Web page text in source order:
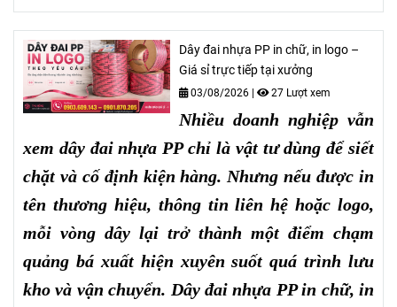
Dây đai nhựa PP in chữ, in logo –
Giá sỉ trực tiếp tại xưởng
03/08/2026 | 27 Lượt xem
Nhiều doanh nghiệp vẫn
xem dây đai nhựa PP chỉ là vật tư dùng để siết
chặt và cố định kiện hàng. Nhưng nếu được in
tên thương hiệu, thông tin liên hệ hoặc logo,
mỗi vòng dây lại trở thành một điểm chạm
quảng bá xuất hiện xuyên suốt quá trình lưu
kho và vận chuyển. Dây đai nhựa PP in chữ, in